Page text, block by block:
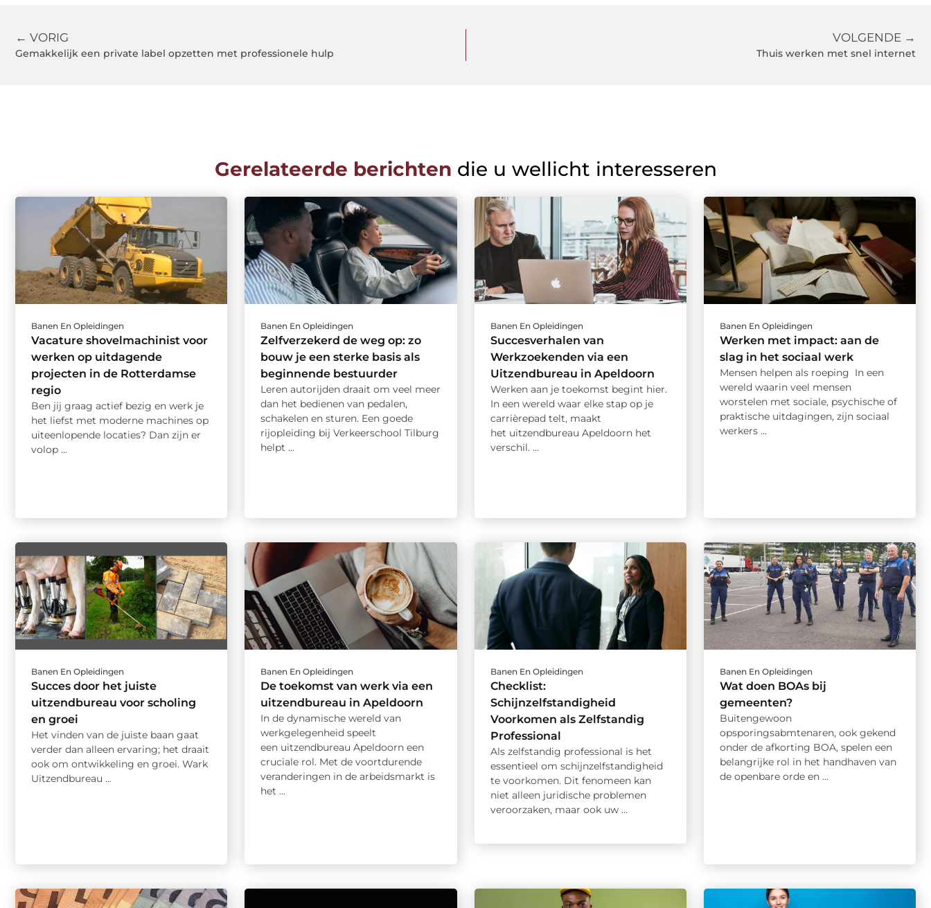
← VORIG
Gemakkelijk een private label opzetten met professionele hulp
VOLGENDE →
Thuis werken met snel internet
Gerelateerde berichten die u wellicht interesseren
Banen En Opleidingen
Vacature shovelmachinist voor
werken op uitdagende
projecten in de Rotterdamse
regio
Ben jij graag actief bezig en werk je
het liefst met moderne machines op
uiteenlopende locaties? Dan zijn er
volop ...
Banen En Opleidingen
Zelfverzekerd de weg op: zo
bouw je een sterke basis als
beginnende bestuurder
Leren autorijden draait om veel meer
dan het bedienen van pedalen,
schakelen en sturen. Een goede
rijopleiding bij Verkeerschool Tilburg
helpt ...
Banen En Opleidingen
Succesverhalen van
Werkzoekenden via een
Uitzendbureau in Apeldoorn
Werken aan je toekomst begint hier.
In een wereld waar elke stap op je
carrièrepad telt, maakt
het uitzendbureau Apeldoorn het
verschil. ...
Banen En Opleidingen
Werken met impact: aan de
slag in het sociaal werk
Mensen helpen als roeping In een
wereld waarin veel mensen
worstelen met sociale, psychische of
praktische uitdagingen, zijn sociaal
werkers ...
Banen En Opleidingen
Succes door het juiste
uitzendbureau voor scholing
en groei
Het vinden van de juiste baan gaat
verder dan alleen ervaring; het draait
ook om ontwikkeling en groei. Wark
Uitzendbureau ...
Banen En Opleidingen
De toekomst van werk via een
uitzendbureau in Apeldoorn
In de dynamische wereld van
werkgelegenheid speelt
een uitzendbureau Apeldoorn een
cruciale rol. Met de voortdurende
veranderingen in de arbeidsmarkt is
het ...
Banen En Opleidingen
Checklist:
Schijnzelfstandigheid
Voorkomen als Zelfstandig
Professional
Als zelfstandig professional is het
essentieel om schijnzelfstandigheid
te voorkomen. Dit fenomeen kan
niet alleen juridische problemen
veroorzaken, maar ook uw ...
Banen En Opleidingen
Wat doen BOAs bij
gemeenten?
Buitengewoon
opsporingsabmtenaren, ook gekend
onder de afkorting BOA, spelen een
belangrijke rol in het handhaven van
de openbare orde en ...